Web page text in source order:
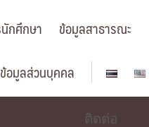
กศึกษา
ข้อมูลสาธารณะ
อมูลส่วนบุคคล
ติดต่อ